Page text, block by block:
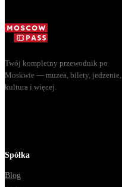
через
Владими...
Twój kompletny przewodnik po
Moskwie — muzea, bilety, jedzenie,
kultura i więcej.
Spółka
Blog